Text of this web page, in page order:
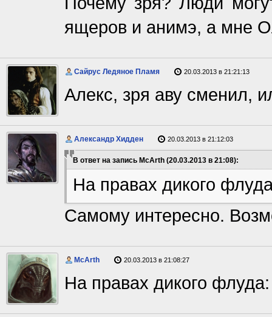
ящеров и анимэ, а мне
Сайрус Ледяное Пламя 20.03.2013 в 21:21:13
Алекс, зря аву сменил,
Александр Хидден 20.03.2013 в 21:12:03
В ответ на запись McArth (20.03.2013 в 21:08):
На правах дикого
Самому интересно.
McArth 20.03.2013 в 21:08:27
На правах дикого